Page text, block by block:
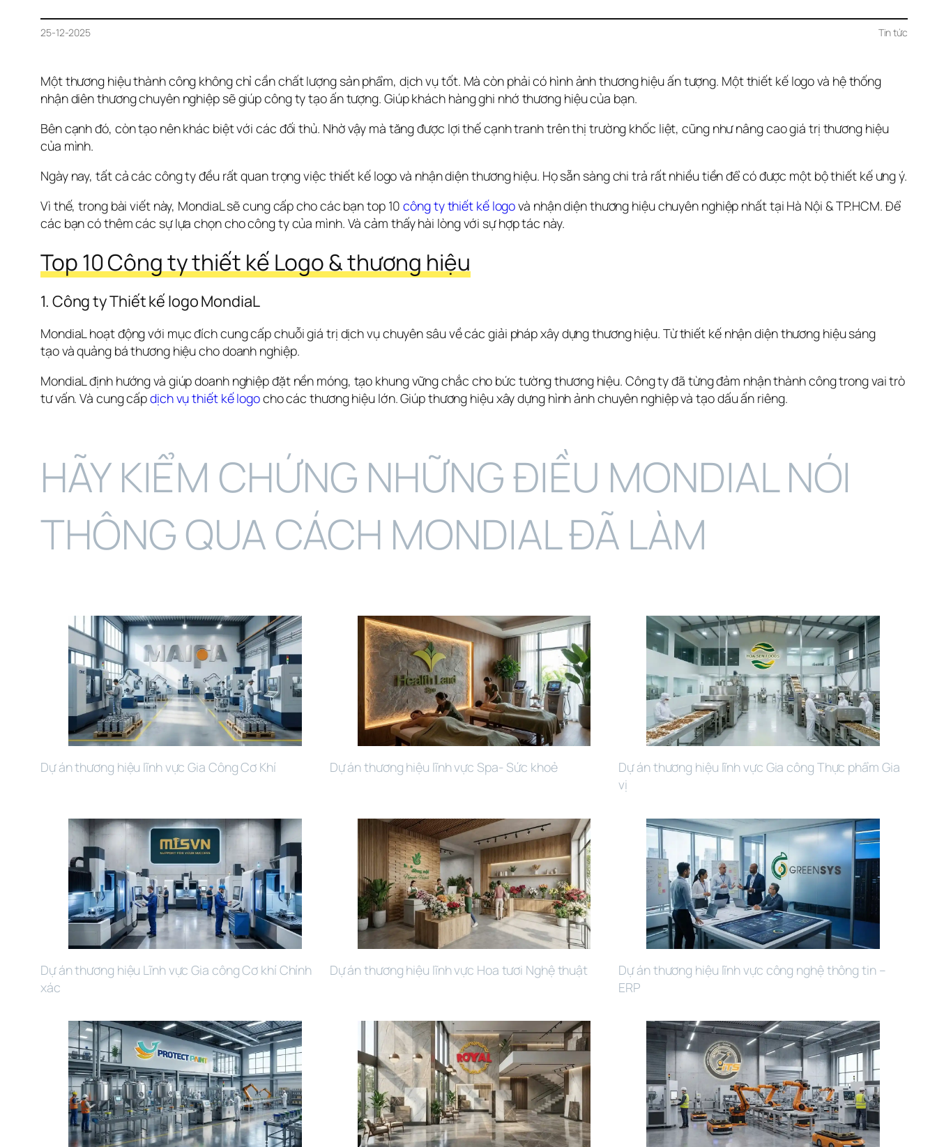
25-12-2025 Tin tức
Một thương hiệu thành công không chỉ cần chất lượng sản phẩm, dịch vụ tốt. Mà còn phải có hình ảnh thương hiệu ấn tượng. Một thiết kế logo và hệ thống
nhận diên thương chuyên nghiệp sẽ giúp công ty tạo ấn tượng. Giúp khách hàng ghi nhớ thương hiệu của bạn.
Bên cạnh đó, còn tạo nên khác biệt với các đối thủ. Nhờ vậy mà tăng được lợi thế cạnh tranh trên thị trường khốc liệt, cũng như nâng cao giá trị thương hiệu
của mình.
Ngày nay, tất cả các công ty đều rất quan trọng việc thiết kế logo và nhận diện thương hiệu. Họ sẵn sàng chi trả rất nhiều tiền để có được một bộ thiết kế ưng ý.
Vì thế, trong bài viết này, MondiaL sẽ cung cấp cho các bạn top 10 công ty thiết kế logo và nhận diện thương hiệu chuyên nghiệp nhất tại Hà Nội & TP.HCM. Để
các bạn có thêm các sự lựa chọn cho công ty của mình. Và cảm thấy hài lòng với sự hợp tác này.
Top 10 Công ty thiết kế Logo & thương hiệu
1. Công ty Thiết kế logo MondiaL
MondiaL hoạt động với mục đích cung cấp chuỗi giá trị dịch vụ chuyên sâu về các giải pháp xây dựng thương hiệu. Từ thiết kế nhận diện thương hiệu sáng
tạo và quảng bá thương hiệu cho doanh nghiệp.
MondiaL định hướng và giúp doanh nghiệp đặt nền móng, tạo khung vững chắc cho bức tường thương hiệu. Công ty đã từng đảm nhận thành công trong vai trò
tư vấn. Và cung cấp dịch vụ thiết kế logo cho các thương hiệu lớn. Giúp thương hiệu xây dựng hình ảnh chuyên nghiệp và tạo dấu ấn riêng.
HÃY KIỂM CHỨNG NHỮNG ĐIỀU MONDIAL NÓI
THÔNG QUA CÁCH MONDIAL ĐÃ LÀM
Dự án thương hiệu lĩnh vực Gia Công Cơ Khí Dự án thương hiệu lĩnh vực Spa- Sức khoẻ
Dự án thương hiệu lĩnh vực Gia công Thực phẩm Gia
vị
Dự án thương hiệu Lĩnh vực Gia công Cơ khí Chính
xác
Dự án thương hiệu lĩnh vực Hoa tươi Nghệ thuật
Dự án thương hiệu lĩnh vực công nghệ thông tin –
ERP